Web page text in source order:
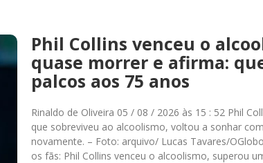
Phil Collins venceu o
quase morrer e afirma:
palcos aos 75 anos
Rinaldo de Oliveira 05 / 08 / 2026 às 15 : 52 Phil
que sobreviveu ao alcoolismo, voltou a sonhar
novamente. – Foto: arquivo/ Lucas Tavares/
os fãs: Phil Collins venceu o alcoolismo, superou